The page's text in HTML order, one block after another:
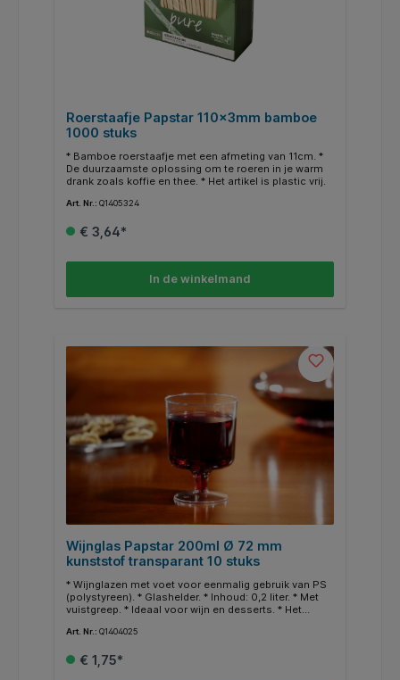
Roerstaafje Papstar 110x3mm bamboe
1000 stuks
* Bamboe roerstaafje met een afmeting van 11cm. *
De duurzaamste oplossing om te roeren in je warm
drank zoals koffie en thee. * Het artikel is plastic vrij.
Art. Nr.: Q1405324
€ 3,64*
In de winkelmand
Wijnglas Papstar 200ml Ø 72 mm
kunststof transparant 10 stuks
* Wijnglazen met voet voor eenmalig gebruik van PS
(polystyreen). * Glashelder. * Inhoud: 0,2 liter. * Met
vuistgreep. * Ideaal voor wijn en desserts. * Het
Art. Nr.: Q1404025
€ 1,75*